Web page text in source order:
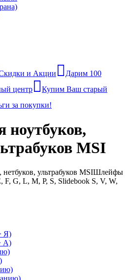
и Акции
Дарим 100
центр
Купим Ваш старый
за покупки!
MSI
Шлейфы
F, G, L, M, P, S, Slidebook S, V, W,
Я)
А)